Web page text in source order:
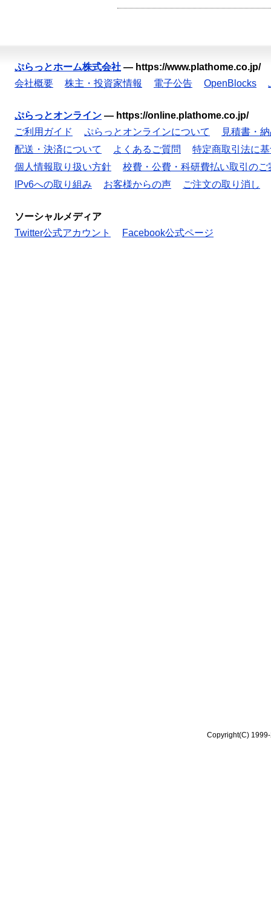
ぷらっとホーム株式会社 — https://www.plathome.co.jp/
会社概要
株主・投資家情報 電子公告 OpenBlocks
ぷらっとオンライン — https://online.plathome.co.jp/
ご利用ガイド
ぷらっとオンラインについて
見積書・
配送・決済について
よくあるご質問
特定商取引法に
個人情報取り扱い方針
校費・公費・科研費払い取引のご
IPv6への取り組み
お客様からの声 ご注文の取り消し
ソーシャルメディア
Twitter公式アカウント
Facebook公式ページ
Copyright(C)